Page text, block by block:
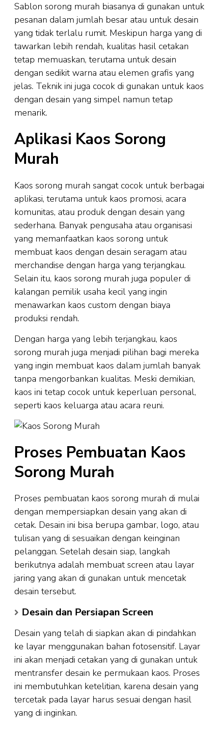
Sablon sorong murah biasanya di gunakan untuk
pesanan dalam jumlah besar atau untuk desain
yang tidak terlalu rumit. Meskipun harga yang di
tawarkan lebih rendah, kualitas hasil cetakan
tetap memuaskan, terutama untuk desain
dengan sedikit warna atau elemen grafis yang
jelas. Teknik ini juga cocok di gunakan untuk kaos
dengan desain yang simpel namun tetap
menarik.
Aplikasi Kaos Sorong
Murah
Kaos sorong murah sangat cocok untuk berbagai
aplikasi, terutama untuk kaos promosi, acara
komunitas, atau produk dengan desain yang
sederhana. Banyak pengusaha atau organisasi
yang memanfaatkan kaos sorong untuk
membuat kaos dengan desain seragam atau
merchandise dengan harga yang terjangkau.
Selain itu, kaos sorong murah juga populer di
kalangan pemilik usaha kecil yang ingin
menawarkan kaos custom dengan biaya
produksi rendah.
Dengan harga yang lebih terjangkau, kaos
sorong murah juga menjadi pilihan bagi mereka
yang ingin membuat kaos dalam jumlah banyak
tanpa mengorbankan kualitas. Meski demikian,
kaos ini tetap cocok untuk keperluan personal,
seperti kaos keluarga atau acara reuni.
Proses Pembuatan Kaos
Sorong Murah
Proses pembuatan kaos sorong murah di mulai
dengan mempersiapkan desain yang akan di
cetak. Desain ini bisa berupa gambar, logo, atau
tulisan yang di sesuaikan dengan keinginan
pelanggan. Setelah desain siap, langkah
berikutnya adalah membuat screen atau layar
jaring yang akan di gunakan untuk mencetak
desain tersebut.
Desain dan Persiapan Screen
Desain yang telah di siapkan akan di pindahkan
ke layar menggunakan bahan fotosensitif. Layar
ini akan menjadi cetakan yang di gunakan untuk
mentransfer desain ke permukaan kaos. Proses
ini membutuhkan ketelitian, karena desain yang
tercetak pada layar harus sesuai dengan hasil
yang di inginkan.